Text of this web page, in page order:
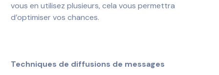
vous en utilisez plusieurs, cela vous permettra
d’optimiser vos chances.
Techniques de diffusions de messages